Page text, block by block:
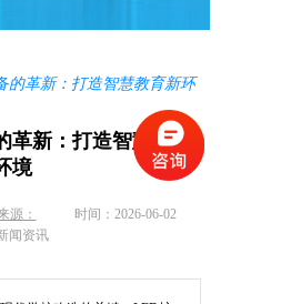
的革新：打造智慧教育新环
革新：打造智慧教育
境
源：
时间：2026-06-02
闻资讯